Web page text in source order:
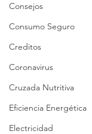
Consejos
Consumo Seguro
Creditos
Coronavirus
Cruzada Nutritiva
Eficiencia Energética
Electricidad